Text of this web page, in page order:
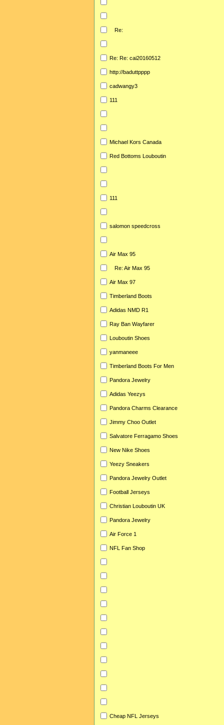
Re:
Re: Re: cai20160512
http://baduttpppp
cadwangy3
111
Michael Kors Canada
Red Bottoms Louboutin
111
salomon speedcross
Air Max 95
Re: Air Max 95
Air Max 97
Timberland Boots
Adidas NMD R1
Ray Ban Wayfarer
Louboutin Shoes
yanmaneee
Timberland Boots For Men
Pandora Jewelry
Adidas Yeezys
Pandora Charms Clearance
Jimmy Choo Outlet
Salvatore Ferragamo Shoes
New Nike Shoes
Yeezy Sneakers
Pandora Jewelry Outlet
Football Jerseys
Christian Louboutin UK
Pandora Jewelry
Air Force 1
NFL Fan Shop
Cheap NFL Jerseys